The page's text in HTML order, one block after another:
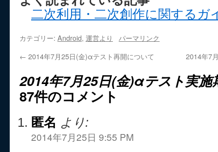
二次利用・二次創作に関するガ
カテゴリー: Android, 運営より
パーマリンク
← 2014年7月25日(金)αテスト再開について 2014年7
2014年7月25日(金)αテスト実施
87件のコメント
匿名 より:
2014年7月25日 9:55 PM